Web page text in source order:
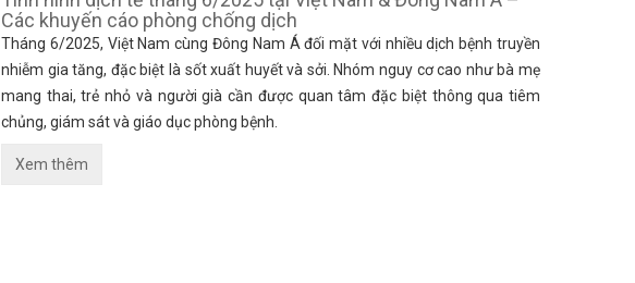
Các khuyến cáo phòng chống dịch
Tháng 6/2025, Việt Nam cùng Đông Nam Á đối mặt với nhiều dịch bệnh truyền
nhiễm gia tăng, đặc biệt là sốt xuất huyết và sởi. Nhóm nguy cơ cao như bà mẹ
mang thai, trẻ nhỏ và người già cần được quan tâm đặc biệt thông qua tiêm
chủng, giám sát và giáo dục phòng bệnh.
Xem thêm